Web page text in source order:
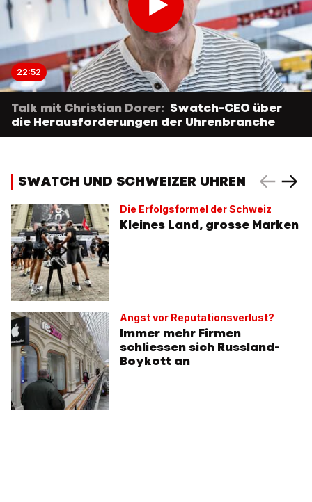
22:52
Talk mit Christian Dorer: Swatch-CEO über
die Herausforderungen der Uhrenbranche
SWATCH UND SCHWEIZER UHREN
Die Erfolgsformel der Schweiz
Kleines Land, grosse Marken
Angst vor Reputationsverlust?
Immer mehr Firmen
schliessen sich Russland-
Boykott an